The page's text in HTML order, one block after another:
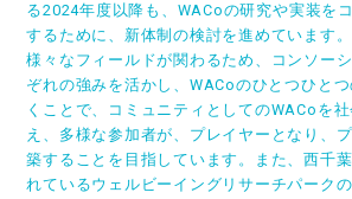
る2024年度以降も、WACoの研究や実装を
するために、新体制の検討を進めています
様々なフィールドが関わるため、コンソー
ぞれの強みを活かし、WACoのひとつひと
くことで、コミュニティとしてのWACoを
え、多様な参加者が、プレイヤーとなり、
築することを目指しています。また、西千
れているウェルビーイングリサーチパーク